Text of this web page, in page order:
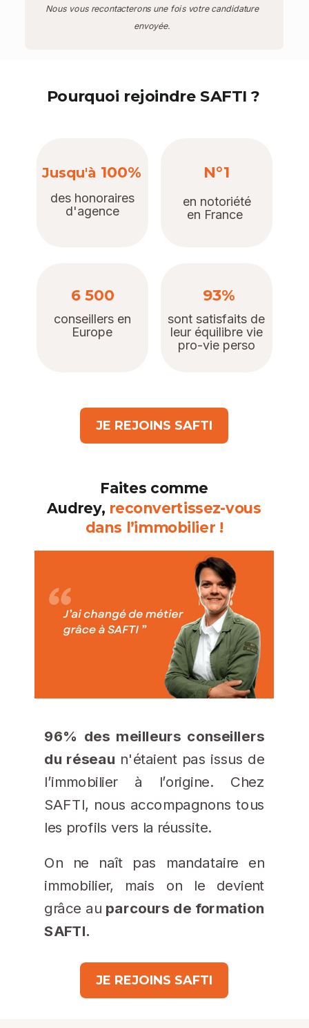
Nous vous recontacterons une fois votre candidature
envoyée.
Pourquoi rejoindre SAFTI ?
JE REJOINS SAFTI
6 500
conseillers en
Europe
Jusqu'à 100%
des honoraires
d'agence
N°1
en notoriété
en France
93%
sont satisfaits de
leur équilibre vie
pro-vie perso
JE REJOINS SAFTI
Faites comme
Audrey, reconvertissez-vous
dans l’immobilier !
96% des meilleurs conseillers
du réseau n'étaient pas issus de
l’immobilier à l’origine. Chez
SAFTI, nous accompagnons tous
les profils vers la réussite.
On ne naît pas mandataire en
immobilier, mais on le devient
grâce au parcours de formation
SAFTI.